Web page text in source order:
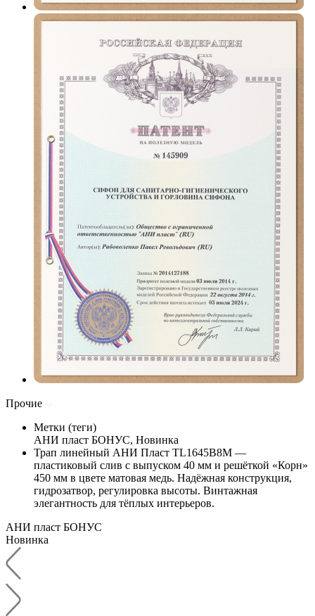
Прочие
Метки (теги)
АНИ пласт БОНУС, Новинка
Трап линейный АНИ Пласт TL1645B8M —
пластиковый слив с выпуском 40 мм и решёткой «Корн»
450 мм в цвете матовая медь. Надёжная конструкция,
гидрозатвор, регулировка высоты. Винтажная
элегантность для тёплых интерьеров.
АНИ пласт БОНУС
Новинка